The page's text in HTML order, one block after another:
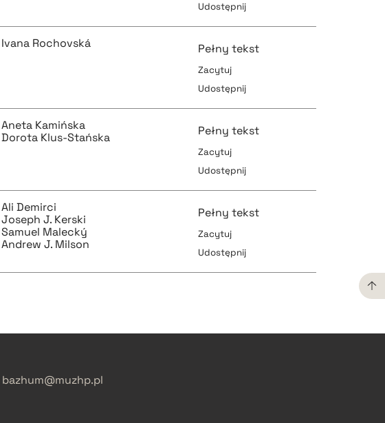
pobierz cytat
Udostępnij
pobierz cytat
Ivana Rochovská Pełny tekst
Zacytuj
Udostępnij
pobierz cytat
Aneta Kamińska
Dorota Klus-Stańska
Pełny tekst
Zacytuj
Udostępnij
pobierz cytat
Ali Demirci
Joseph J. Kerski
Samuel Malecký
Andrew J. Milson
Pełny tekst
Zacytuj
Udostępnij
bazhum@muzhp.pl